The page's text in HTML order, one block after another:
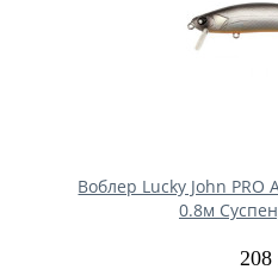
Воблер Lucky John
0.8м
208